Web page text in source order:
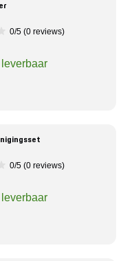
0/5 (0 reviews)
0/5 (0 reviews)